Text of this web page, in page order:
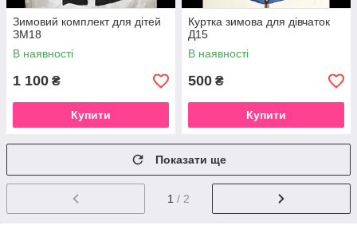
Зимовий комплект для дітей
ЗМ18
В наявності
1 100 ₴
Купити
Куртка зимова для дівчаток
Д15
В наявності
500 ₴
Купити
Показати ще
1 / 2